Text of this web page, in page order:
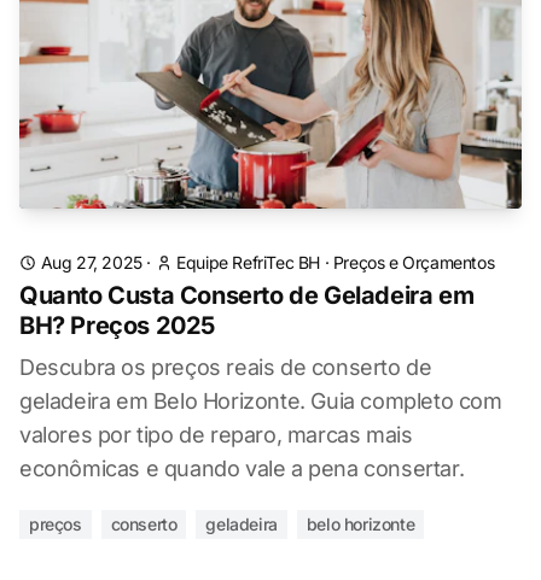
Aug 27, 2025· Equipe RefriTec BH · Preços e Orçamentos
Quanto Custa Conserto de Geladeira em
BH? Preços 2025
Descubra os preços reais de conserto de
geladeira em Belo Horizonte. Guia completo com
valores por tipo de reparo, marcas mais
econômicas e quando vale a pena consertar.
preços conserto geladeira belo horizonte